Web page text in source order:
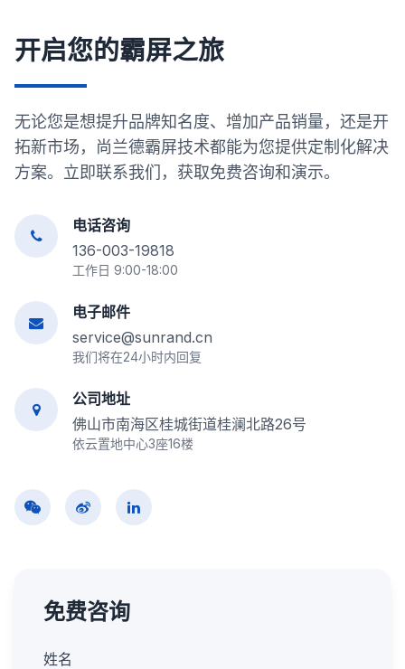
开启您的霸屏之旅
无论您是想提升品牌知名度、增加产品销量，还是开
拓新市场，尚兰德霸屏技术都能为您提供定制化解决
方案。立即联系我们，获取免费咨询和演示。
电话咨询
136-003-19818
工作日 9:00-18:00
电子邮件
service@sunrand.cn
我们将在24小时内回复
公司地址
佛山市南海区桂城街道桂澜北路26号
依云置地中心3座16楼
免费咨询
姓名